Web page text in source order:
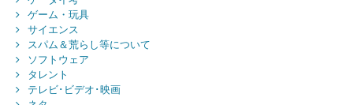
ゲーム・玩具
サイエンス
スパム＆荒らし等について
ソフトウェア
タレント
テレビ･ビデオ･映画